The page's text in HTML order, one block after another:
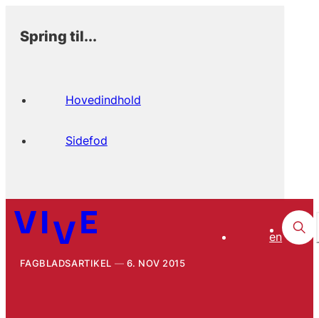
Spring til...
Hovedindhold
Sidefod
en
FAGBLADSARTIKEL 6. NOV 2015